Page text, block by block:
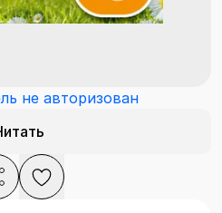
не авторизован